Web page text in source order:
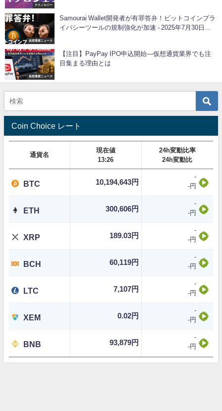
テクノロジー
仮想通貨ニュース
Samourai Wallet開発者が有罪答弁！ビットコインプラ
イバシーツールの規制強化が加速 - 2025年7月30日重
仮想通貨ニュース
【注目】PayPay IPO申込開始―仮想通貨業界でも注
目集まる理由とは
Coin Choice レート
通貨名
現在値
13:26
24h変動比率
24h変動比
BTC 10,194,643円
-
-円
ETH 300,606円
-
-円
XRP 189.03円
-
-円
BCH 60,119円
-
-円
LTC 7,107円
-
-円
XEM 0.02円
-
-円
BNB 93,879円
-
-円